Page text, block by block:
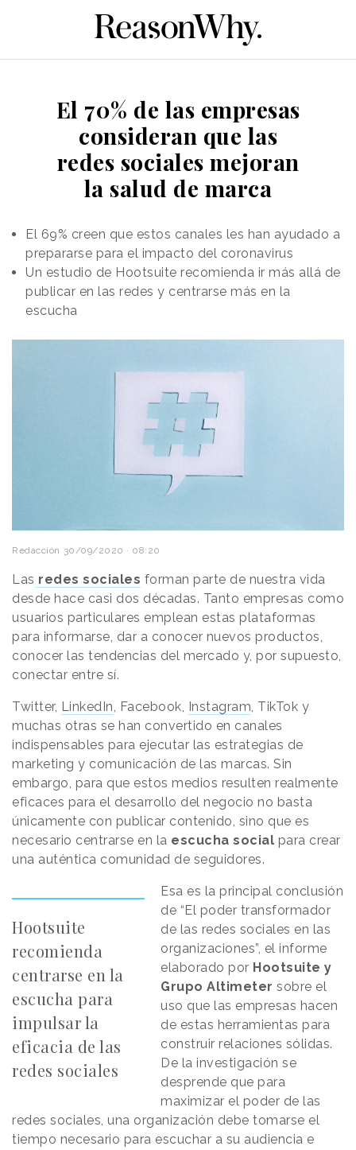
El 70% de las empresas
consideran que las
redes sociales mejoran
la salud de marca
El 69% creen que estos canales les han ayudado a
prepararse para el impacto del coronavirus
Un estudio de Hootsuite recomienda ir más allá de
publicar en las redes y centrarse más en la
escucha
Redacción 30/09/2020 · 08:20
Las redes sociales forman parte de nuestra vida
desde hace casi dos décadas. Tanto empresas como
usuarios particulares emplean estas plataformas
para informarse, dar a conocer nuevos productos,
conocer las tendencias del mercado y, por supuesto,
conectar entre sí.
Twitter, LinkedIn, Facebook, Instagram, TikTok y
muchas otras se han convertido en canales
indispensables para ejecutar las estrategias de
marketing y comunicación de las marcas. Sin
embargo, para que estos medios resulten realmente
eficaces para el desarrollo del negocio no basta
únicamente con publicar contenido, sino que es
necesario centrarse en la escucha social para crear
una auténtica comunidad de seguidores.
Hootsuite
recomienda
centrarse en la
escucha para
impulsar la
eficacia de las
redes sociales
Esa es la principal conclusión
de “El poder transformador
de las redes sociales en las
organizaciones”, el informe
elaborado por Hootsuite y
Grupo Altimeter sobre el
uso que las empresas hacen
de estas herramientas para
construir relaciones sólidas.
De la investigación se
desprende que para
maximizar el poder de las
redes sociales, una organización debe tomarse el
tiempo necesario para escuchar a su audiencia e